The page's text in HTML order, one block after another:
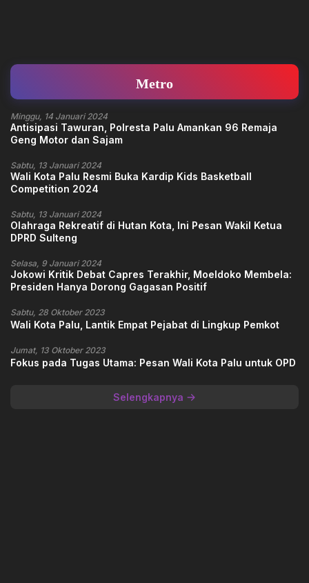
Metro
Minggu, 14 Januari 2024
Antisipasi Tawuran, Polresta Palu Amankan 96 Remaja
Geng Motor dan Sajam
Sabtu, 13 Januari 2024
Wali Kota Palu Resmi Buka Kardip Kids Basketball
Competition 2024
Sabtu, 13 Januari 2024
Olahraga Rekreatif di Hutan Kota, Ini Pesan Wakil Ketua
DPRD Sulteng
Selasa, 9 Januari 2024
Jokowi Kritik Debat Capres Terakhir, Moeldoko Membela:
Presiden Hanya Dorong Gagasan Positif
Sabtu, 28 Oktober 2023
Wali Kota Palu, Lantik Empat Pejabat di Lingkup Pemkot
Jumat, 13 Oktober 2023
Fokus pada Tugas Utama: Pesan Wali Kota Palu untuk OPD
Selengkapnya